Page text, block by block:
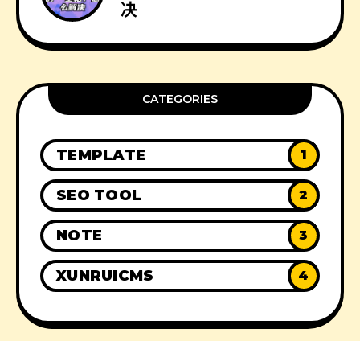
决
CATEGORIES
TEMPLATE 1
SEO TOOL 2
NOTE 3
XUNRUICMS 4